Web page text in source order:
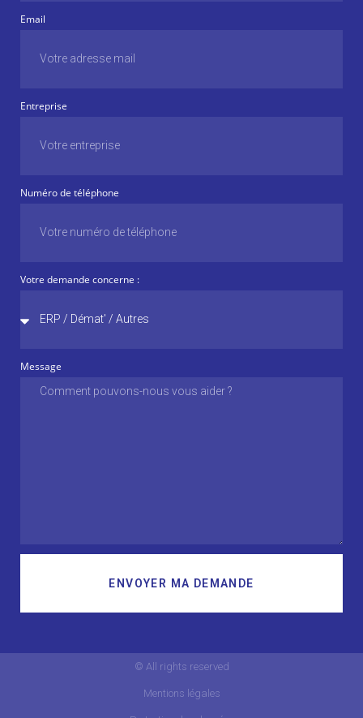
Email
Entreprise
Numéro de téléphone
Votre demande concerne :
Message
ENVOYER MA DEMANDE
© All rights reserved
Mentions légales